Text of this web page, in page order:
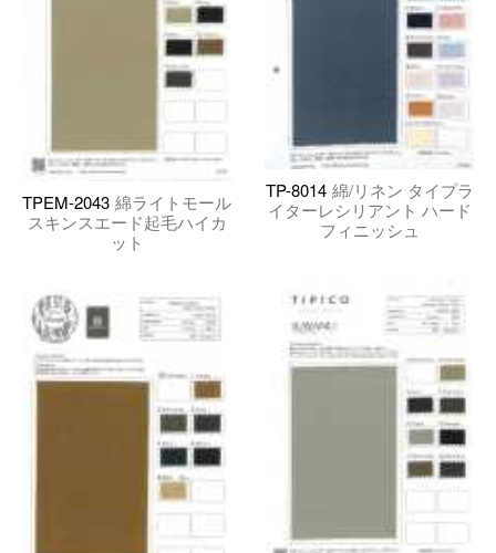
TPEM-2043 綿ライトモール
スキンスエード起毛ハイカ
ット
TP-8014 綿/リネン タイプラ
イターレシリアント ハード
フィニッシュ